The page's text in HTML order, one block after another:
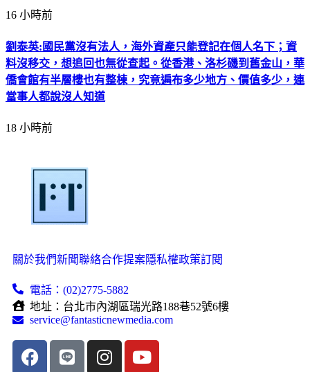
16 小時前
劉泰英:國民黨沒有法人，海外資產只能登記在個人名下；資
料沒移交，想追回也無從查起。從香港、洛杉磯到舊金山，華
僑會館有半層樓也有整棟，究竟遍布多少地方、價值多少，連
當事人都說沒人知道
18 小時前
關於我們新聞聯絡合作提案隱私權政策訂閱
電話：(02)2775-5882
地址：台北市內湖區瑞光路188巷52號6樓
service@fantasticnewmedia.com